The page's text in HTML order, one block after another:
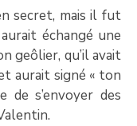
secret, mais il fut
échangé une
geôlier, qu’il avait
aurait signé « ton
s’envoyer des